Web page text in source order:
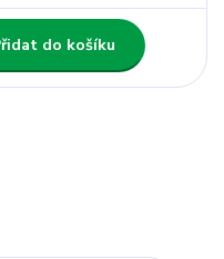
do košíku